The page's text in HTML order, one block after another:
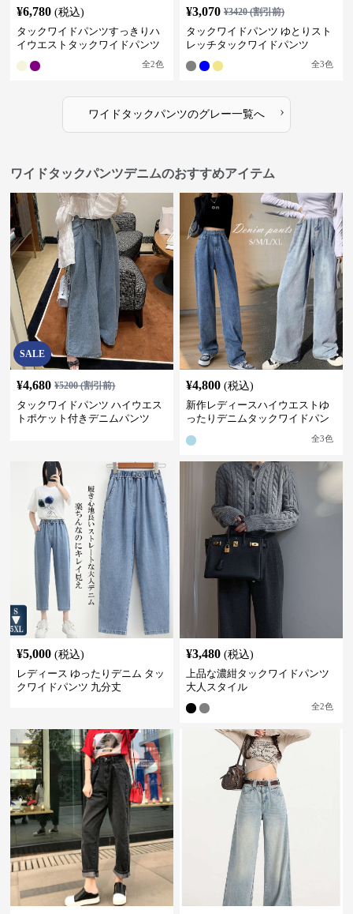
¥6,780 (税込)
タックワイドパンツすっきりハ
イウエストタックワイドパンツ
全2色
¥3,070 ¥3420(割引前)
タックワイドパンツ ゆとりスト
レッチタックワイドパンツ
全3色
ワイドタックパンツのグレー一覧へ ›
ワイドタックパンツデニムのおすすめアイテム
SALE
¥4,680 ¥5200(割引前)
タックワイドパンツ ハイウエス
トポケット付きデニムパンツ
¥4,800 (税込)
新作レディースハイウエストゆ
ったりデニムタックワイドパン
全3色
¥5,000 (税込)
レディース ゆったりデニム タッ
クワイドパンツ 九分丈
¥3,480 (税込)
上品な濃紺タックワイドパンツ
大人スタイル
全2色